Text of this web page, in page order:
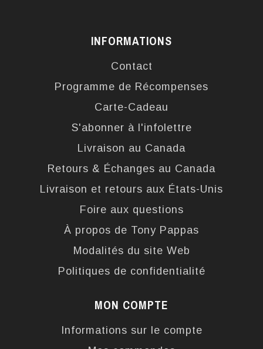
INFORMATIONS
Contact
Programme de Récompenses
Carte-Cadeau
S'abonner à l'infolettre
Livraison au Canada
Retours & Échanges au Canada
Livraison et retours aux États-Unis
Foire aux questions
À propos de Tony Pappas
Modalités du site Web
Politiques de confidentialité
MON COMPTE
Informations sur le compte